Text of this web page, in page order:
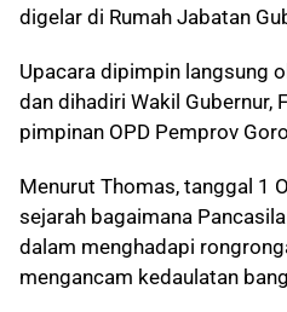
digelar di Rumah Jabatan
Upacara dipimpin langsung
dan dihadiri Wakil Gubernur,
pimpinan OPD Pemprov
Menurut Thomas, tanggal 1
sejarah bagaimana
dalam menghadapi
mengancam kedaulatan